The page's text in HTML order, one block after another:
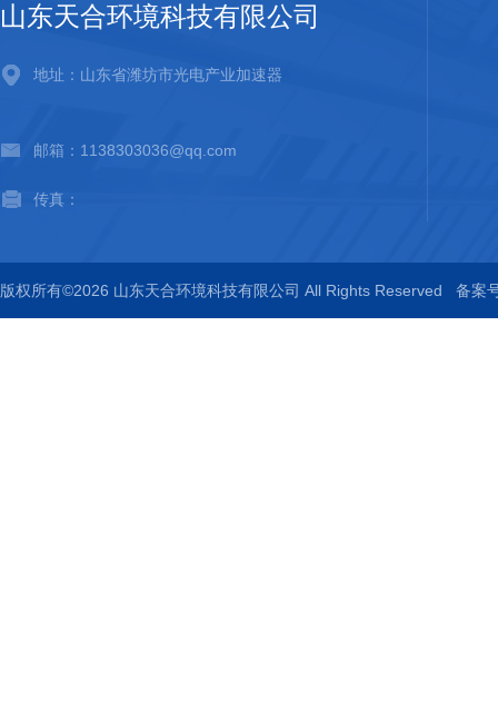
山东天合环境科技有限公司
地址：山东省潍坊市光电产业加速器
邮箱：1138303036@qq.com
传真：
版权所有©2026 山东天合环境科技有限公司 All Rights Reserved 备案